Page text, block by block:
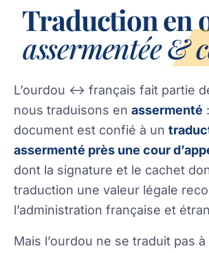
Traduction en
assermentée &
L’ourdou ↔ français fait partie
nous traduisons en assermenté
document est confié à un
assermenté près une cour
dont la signature et le cachet
traduction une valeur légale
l’administration française et
Mais l’ourdou ne se traduit pas